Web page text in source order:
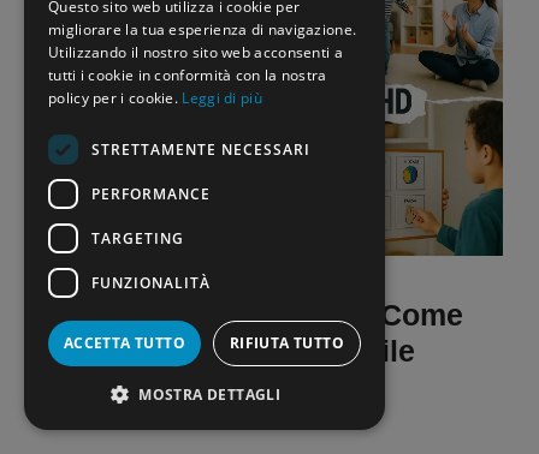
Metodo ABA per ADHD: Come
Funziona e Quando È Utile
29 Maggio 2025 di La Scuola Oggi
Questo sito web utilizza i cookie per
migliorare la tua esperienza di navigazione.
Utilizzando il nostro sito web acconsenti a
tutti i cookie in conformità con la nostra
policy per i cookie. Leggi di più
STRETTAMENTE NECESSARI
PERFORMANCE
TARGETING
FUNZIONALITÀ
ACCETTA TUTTO RIFIUTA TUTTO
MOSTRA DETTAGLI